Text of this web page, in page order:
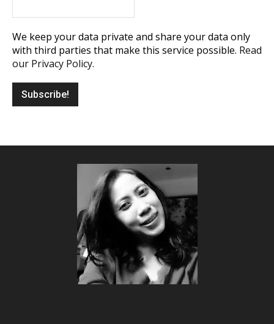
We keep your data private and share your data only
with third parties that make this service possible. Read
our Privacy Policy.